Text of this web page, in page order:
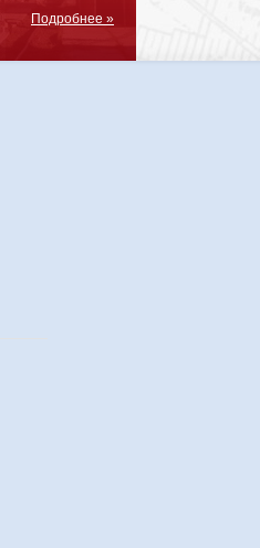
Подробнее »